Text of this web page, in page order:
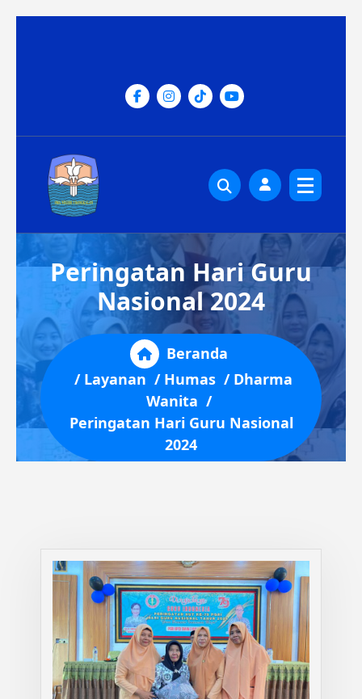
Peringatan Hari Guru
Nasional 2024
Beranda
/ Layanan / Humas/ Dharma
Wanita /
Peringatan Hari Guru Nasional
2024